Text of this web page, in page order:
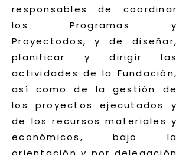
responsables de coordinar
los Programas y
Proyectodos, y de diseñar,
planificar y dirigir las
actividades de la Fundación,
así como de la gestión de
los proyectos ejecutados y
de los recursos materiales y
económicos, bajo la